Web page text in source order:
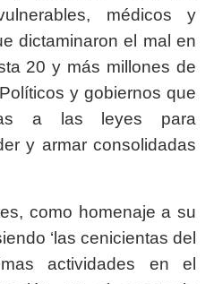
médicos y
dictaminaron el mal en
20 y más millones de
y gobiernos que
a las leyes para
y armar consolidadas
como homenaje a su
‘las cenicientas del
actividades en el